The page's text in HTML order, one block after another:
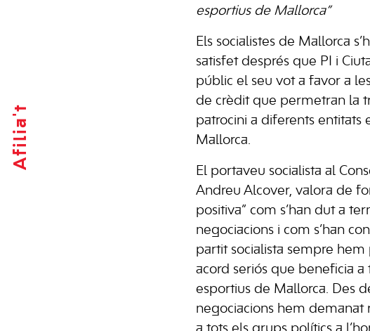
Afilia't
esportius de Mallorca”
Els socialistes de Mallorca
satisfet després que PI i
públic el seu vot a favor a
de crèdit que permetran la
patrocini a diferents entitats
Mallorca.
El portaveu socialista al
Andreu Alcover, valora de
positiva” com s’han dut a
negociacions i com s’han
partit socialista sempre hem
acord seriós que beneficia a
esportius de Mallorca. Des
negociacions hem demanat